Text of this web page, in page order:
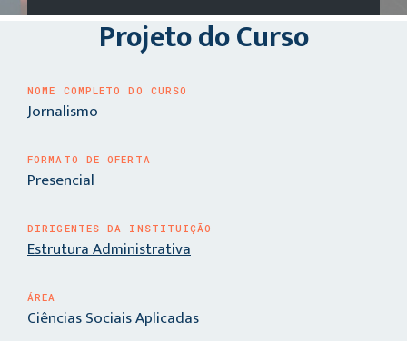
Projeto do Curso
NOME COMPLETO DO CURSO
Jornalismo
FORMATO DE OFERTA
Presencial
DIRIGENTES DA INSTITUIÇÃO
Estrutura Administrativa
ÁREA
Ciências Sociais Aplicadas